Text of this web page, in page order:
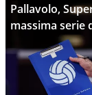
Pallavolo,
massima serie